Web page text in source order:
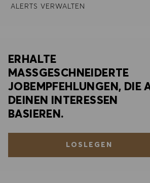
ALERTS VERWALTEN
ERHALTE
MASSGESCHNEIDERTE
JOBEMPFEHLUNGEN, DIE
DEINEN INTERESSEN
BASIEREN.
LOSLEGEN